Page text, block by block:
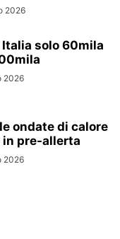
2026
solo 60mila
2026
ondate di calore
in pre-allerta
2026